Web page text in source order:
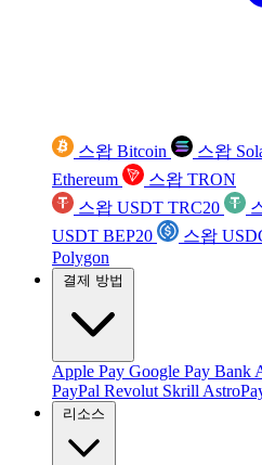
스왑 Bitcoin 스왑
Ethereum
스왑 TRON
스왑 USDT TRC20
USDT BEP20
스왑
Polygon
결제 방법
Apple Pay Google Pay Bank
PayPal Revolut Skrill
리소스